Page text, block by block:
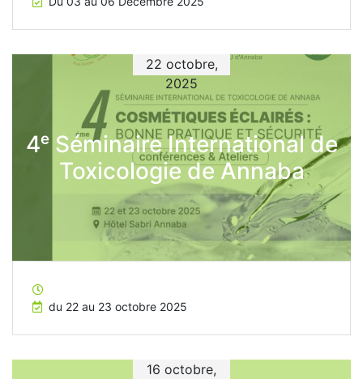
22 octobre,
2025
4ᵉ Séminaire International de
Toxicologie de Annaba
du 22 au 23 octobre 2025
16 octobre,